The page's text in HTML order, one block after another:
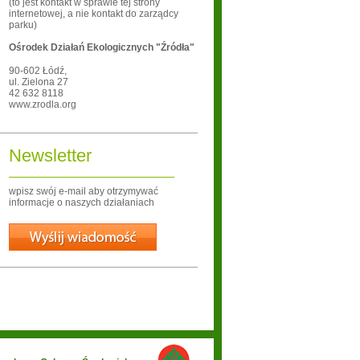
(to jest kontakt w sprawie tej strony
internetowej, a nie kontakt do zarządcy
parku)
Ośrodek Działań Ekologicznych "Źródła"
90-602 Łódź,
ul. Zielona 27
42 632 8118
www.zrodla.org
Newsletter
wpisz swój e-mail aby otrzymywać
informacje o naszych działaniach
Wyślij